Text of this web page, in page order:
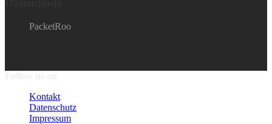
PacketRoo
Kontakt
Datenschutz
Impressum